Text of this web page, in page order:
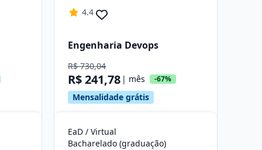
4.4
Engenharia Devops
R$ 730,04
R$ 241,78 | mês -67%
Mensalidade grátis
EaD / Virtual
Bacharelado (graduação)